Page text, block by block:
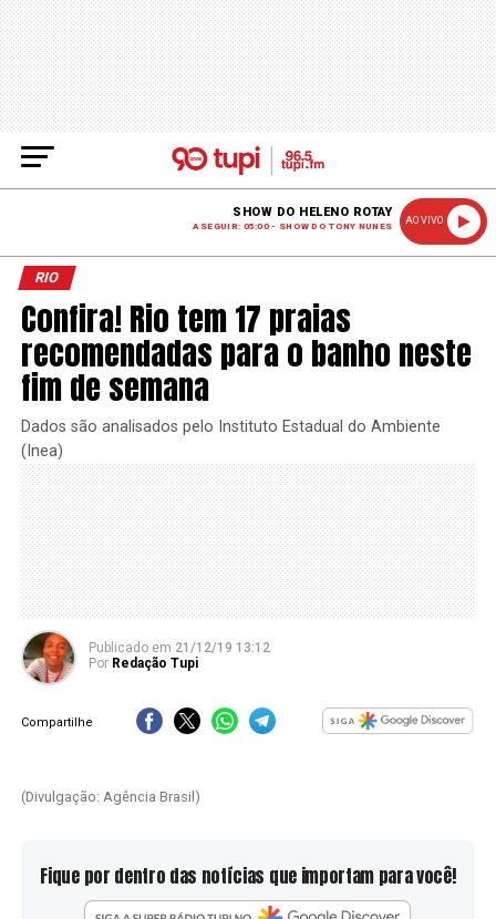
SHOW DO HELENO ROTAY
A SEGUIR: 05:00 - SHOW DO TONY NUNES
AO VIVO
RIO
Confira! Rio tem 17 praias
recomendadas para o banho neste
fim de semana
Dados são analisados pelo Instituto Estadual do Ambiente
(Inea)
Publicado em 21/12/19 13:12
Por Redação Tupi
Compartilhe
(Divulgação: Agência Brasil)
Fique por dentro das notícias que importam para você!